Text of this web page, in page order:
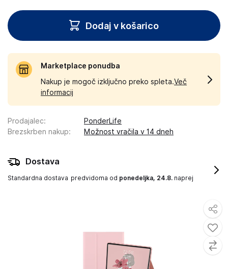
Dodaj v košarico
Marketplace ponudba
Nakup je mogoč izključno preko spleta.Več
informacij
Prodajalec:
PonderLife
Brezskrben nakup: Možnost vračila v 14 dneh
Dostava
Standardna dostava predvidoma od ponedeljka, 24.8. naprej